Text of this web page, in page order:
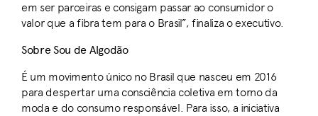
em ser parceiras e consigam passar ao consumidor o
valor que a fibra tem para o Brasil”, finaliza o executivo.
Sobre Sou de Algodão
É um movimento único no Brasil que nasceu em 2016
para despertar uma consciência coletiva em torno da
moda e do consumo responsável. Para isso, a iniciativa